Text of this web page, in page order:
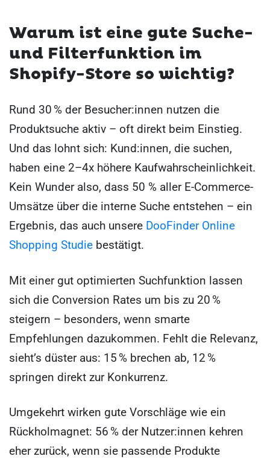
Warum ist eine gute Suche-
und Filterfunktion im
Shopify-Store so wichtig?
Rund 30 % der Besucher:innen nutzen die
Produktsuche aktiv – oft direkt beim Einstieg.
Und das lohnt sich: Kund:innen, die suchen,
haben eine 2–4x höhere Kaufwahrscheinlichkeit.
Kein Wunder also, dass 50 % aller E-Commerce-
Umsätze über die interne Suche entstehen – ein
Ergebnis, das auch unsere DooFinder Online
Shopping Studie bestätigt.
Mit einer gut optimierten Suchfunktion lassen
sich die Conversion Rates um bis zu 20 %
steigern – besonders, wenn smarte
Empfehlungen dazukommen. Fehlt die Relevanz,
sieht’s düster aus: 15 % brechen ab, 12 %
springen direkt zur Konkurrenz.
Umgekehrt wirken gute Vorschläge wie ein
Rückholmagnet: 56 % der Nutzer:innen kehren
eher zurück, wenn sie passende Produkte